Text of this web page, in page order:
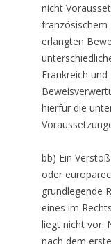
nicht
französischem
erlangten
Frankreich
hierfür die
bb) Ein
oder
grundlegende
eines im
liegt nicht vor.
nach dem